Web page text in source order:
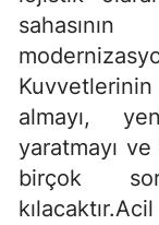
almayı,
yaratmayı
birçok